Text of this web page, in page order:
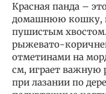
Красная панда –
домашнюю кошку,
пушистым хвостом.
рыжевато-
отметинами на
см, играет важную
при лазании по